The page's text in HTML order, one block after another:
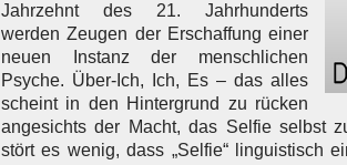
Jahrzehnt des 21. Jahrhunderts
werden Zeugen der Erschaffung einer
neuen Instanz der menschlichen
Psyche. Über-Ich, Ich, Es – das alles
scheint in den Hintergrund zu rücken
angesichts der Macht, das Selfie selbst
stört es wenig, dass „Selfie“ linguistisch